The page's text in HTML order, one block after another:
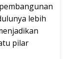
lebih
pilar